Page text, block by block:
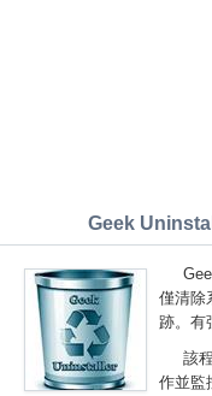
Geek
僅清除
跡。有
該
作並監